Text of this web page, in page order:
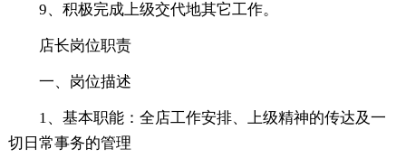
9、积极完成上级交代地其它工作。
店长岗位职责
一、岗位描述
1、基本职能：全店工作安排、上级精神的传达及一
切日常事务的管理